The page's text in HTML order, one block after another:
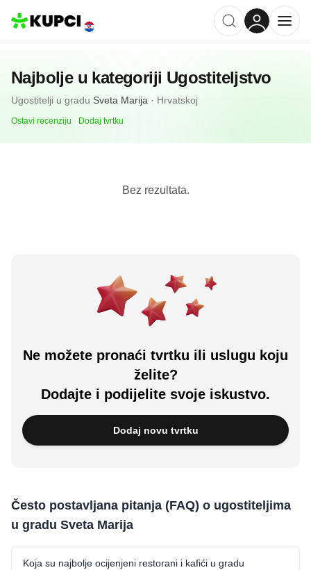
Najbolje u kategoriji Ugostiteljstvo
Ugostitelji u gradu Sveta Marija · Hrvatskoj
Ostavi recenziju Dodaj tvrtku
Bez rezultata.
Ne možete pronaći tvrtku ili uslugu koju
želite?
Dodajte i podijelite svoje iskustvo.
Dodaj novu tvrtku
Često postavljana pitanja (FAQ) o ugostiteljima
u gradu Sveta Marija
Koja su najbolje ocijenjeni restorani i kafići u gradu